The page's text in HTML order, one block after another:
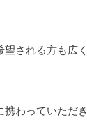
される方も広く
わっていただき